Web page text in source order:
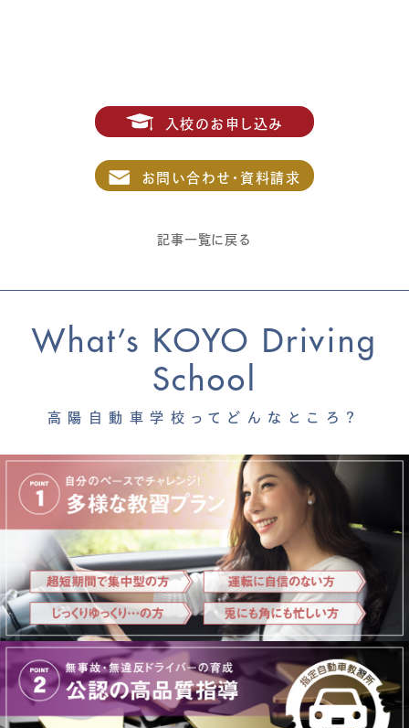
入校のお申し込み
お問い合わせ・資料請求
記事一覧に戻る
What’s KOYO Driving
School
高陽自動車学校ってどんなところ？